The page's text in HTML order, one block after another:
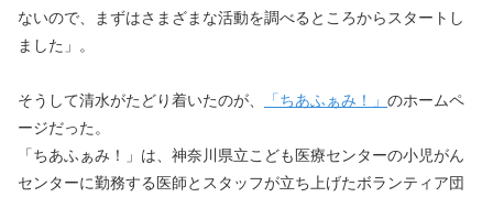
ないので、まずはさまざまな活動を調べるところからスタートし
ました」。
そうして清水がたどり着いたのが、 「ちあふぁみ！」 のホームペ
ージだった。
「ちあふぁみ！」は、神奈川県立こども医療センターの小児がん
センターに勤務する医師とスタッフが立ち上げたボランティア団